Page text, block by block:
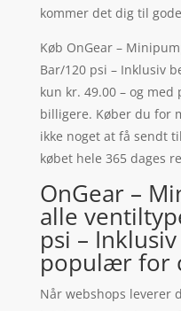
kommer det dig til
Køb OnGear –
Bar/120 psi – Inklusiv
kun kr. 49.00 – og
billigere. Køber du for
ikke noget at få sendt
købet hele 365 dages
OnGear –
alle
psi –
populær for
Når webshops leverer